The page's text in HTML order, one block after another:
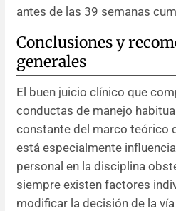
antes de las 39 semanas
Conclusiones y
generales
El buen juicio clínico que
conductas de manejo
constante del marco teórico
está especialmente
personal en la disciplina
siempre existen factores
modificar la decisión de la